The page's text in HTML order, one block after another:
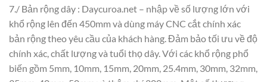
7./ Bản rộng dây : Daycuroa.net – nhập về số lượng lớn với
khổ rộng lên đến 450mm và dùng máy CNC cắt chính xác
bản rộng theo yêu cầu của khách hàng. Đảm bảo tối ưu về độ
chính xác, chất lượng và tuổi thọ dây. Với các khổ rộng phổ
biến gồm 5mm, 10mm, 15mm, 20mm, 25.4mm, 30mm, 32mm,